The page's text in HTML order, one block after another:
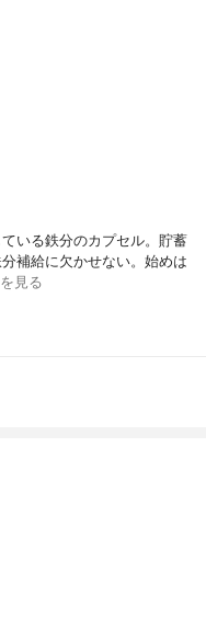
いる鉄分のカプセル。貯蓄
補給に欠かせない。始めは
見る